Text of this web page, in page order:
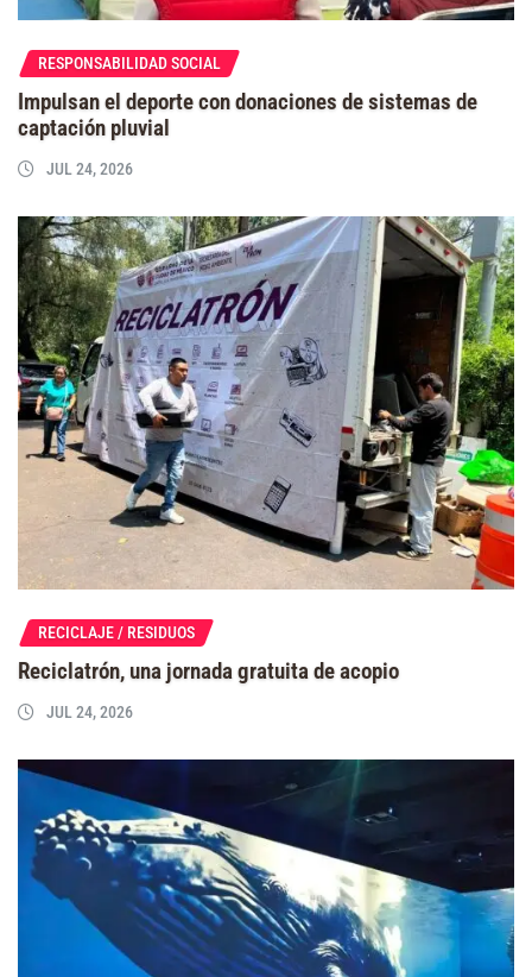
RESPONSABILIDAD SOCIAL
Impulsan el deporte con donaciones de sistemas de
captación pluvial
JUL 24, 2026
RECICLAJE / RESIDUOS
Reciclatrón, una jornada gratuita de acopio
JUL 24, 2026